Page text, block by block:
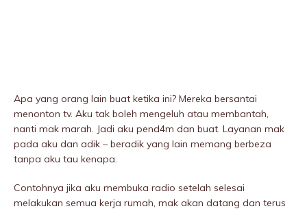
Apa yang orang lain buat ketika ini? Mereka bersantai
menonton tv. Aku tak boleh mengeluh atau membantah,
nanti mak marah. Jadi aku pend4m dan buat. Layanan mak
pada aku dan adik – beradik yang lain memang berbeza
tanpa aku tau kenapa.
Contohnya jika aku membuka radio setelah selesai
melakukan semua kerja rumah, mak akan datang dan terus